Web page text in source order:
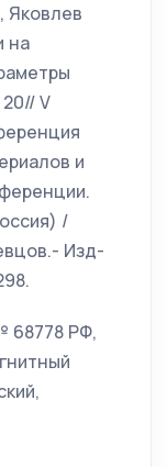
Яковлев
на
V
и
/
Изд-
68778 РФ,